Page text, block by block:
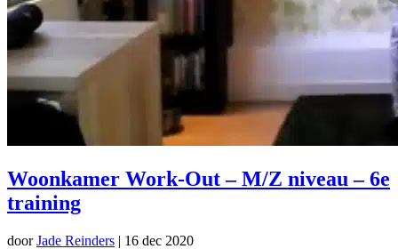
Woonkamer Work-Out – M/Z niveau – 6e
training
doorJade Reinders | 16 dec 2020